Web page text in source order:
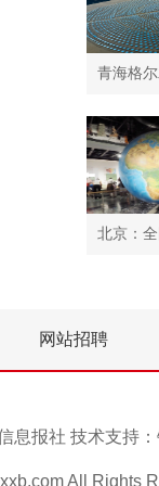
网站招聘
报社 技术支持：
All Rights